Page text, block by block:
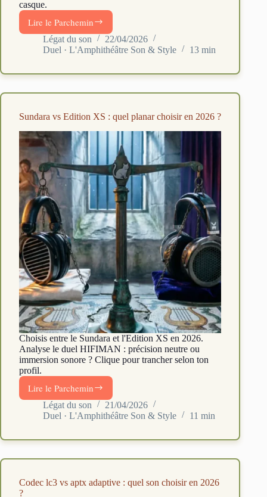
casque.
Lire le Parchemin
Driver
planar
ou
:
choisir
en
2026
Légat du son
22/04/2026
Duel · L'Amphithéâtre Son & Style
13 min
Sundara vs Edition XS : quel planar choisir en 2026 ?
Choisis entre le Sundara et l'Edition XS en 2026.
Analyse le duel HIFIMAN : précision neutre ou
immersion sonore ? Clique pour trancher selon ton
profil.
Lire le Parchemin
Sundara
vs
Edition
:
en
Légat du son
21/04/2026
Duel · L'Amphithéâtre Son & Style
11 min
Codec lc3 vs aptx adaptive : quel son choisir en 2026
?